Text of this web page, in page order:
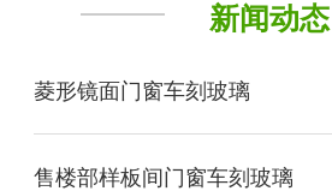
新闻动态
菱形镜面门窗车刻玻璃
售楼部样板间门窗车刻玻璃